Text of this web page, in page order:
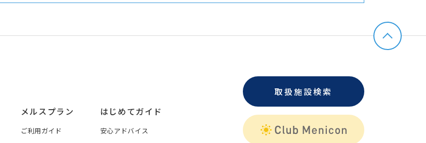
メルスプラン
ご利用ガイド
はじめてガイド
安心アドバイス
取扱施設検索